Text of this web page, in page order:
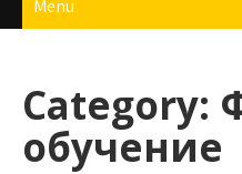
Menu
Category:
обучение